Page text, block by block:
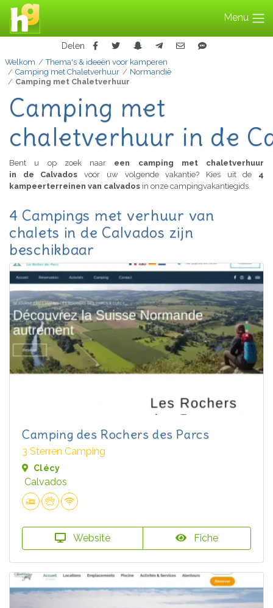
Menu
Delen
Welkom
Thema's & ideeën voor kamperen
Camping met Chaletverhuur
Normandië
Camping met Chaletverhuur
Camping met
chaletverhuur in de
Bent u op zoek naar een camping met chaletverhuur
in de Calvadosvoor uw volgende vakantie? Kies uit de 4
kampeerterreinen van calvados in onze campingvakantiegids.
4 Campings met verhuur van
chalets in de Calvados zijn
beschikbaar
Camping des Rochers des Parcs
3 Sterren Camping
Clécy
Calvados
Website Fiche